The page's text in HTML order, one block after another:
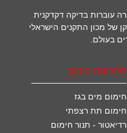
עוברות בדיקה דקדקנית
של מכון התקנים הישראלי
בעולם.
פתרונות חימום
חימום מים בגז
חימום תת רצפתי
רדיאטור - תנור חימום